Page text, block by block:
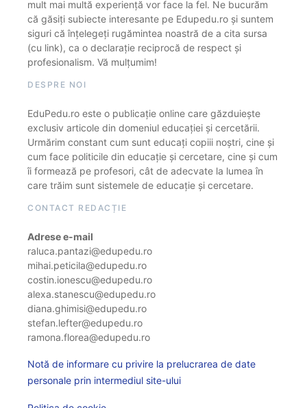
mult mai multă experiență vor face la fel. Ne bucurăm
că găsiți subiecte interesante pe Edupedu.ro și suntem
siguri că înțelegeți rugămintea noastră de a cita sursa
(cu link), ca o declarație reciprocă de respect și
profesionalism. Vă mulțumim!
DESPRE NOI
EduPedu.ro este o publicație online care găzduiește
exclusiv articole din domeniul educației și cercetării.
Urmărim constant cum sunt educați copiii noștri, cine și
cum face politicile din educație și cercetare, cine și cum
îi formează pe profesori, cât de adecvate la lumea în
care trăim sunt sistemele de educație și cercetare.
CONTACT REDACȚIE
Adrese e-mail
raluca.pantazi@edupedu.ro
mihai.peticila@edupedu.ro
costin.ionescu@edupedu.ro
alexa.stanescu@edupedu.ro
diana.ghimisi@edupedu.ro
stefan.lefter@edupedu.ro
ramona.florea@edupedu.ro
Notă de informare cu privire la prelucrarea de date
personale prin intermediul site-ului